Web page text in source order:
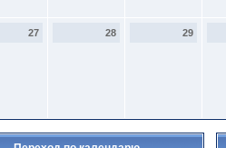
27 28 29